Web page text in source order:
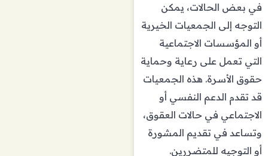
في بعض الحالات، يمكن
التوجه إلى الجمعيات الخيرية
أو المؤسسات الاجتماعية
التي تعمل على رعاية وحماية
حقوق الأسرة. هذه الجمعيات
قد تقدم الدعم النفسي أو
الاجتماعي في حالات العقوق،
وتساعد في تقديم المشورة
أو التوجيه للمتضررين.